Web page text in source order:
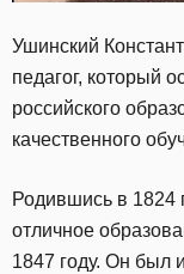
Ушинский
педагог, который
российского
качественного
Родившись в 1824
отличное
1847 году. Он был